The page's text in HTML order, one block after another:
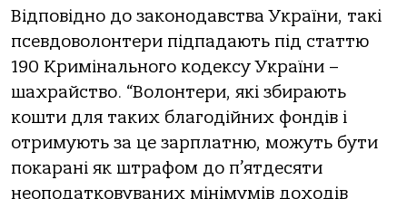
Відповідно до законодавства України, такі
псевдоволонтери підпадають під статтю
190 Кримінального кодексу України –
шахрайство. “Волонтери, які збирають
кошти для таких благодійних фондів і
отримують за це зарплатню, можуть бути
покарані як штрафом до п’ятдесяти
неоподатковуваних мінімумів доходів